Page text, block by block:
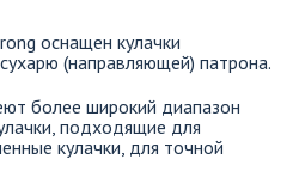
оснащен кулачки
(направляющей) патрона.
более широкий диапазон
подходящие для
кулачки, для точной